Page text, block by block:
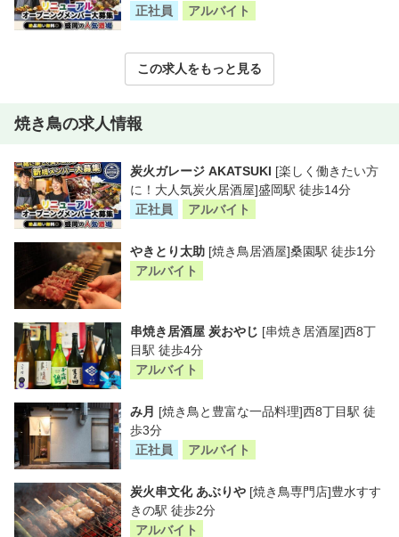
正社員
アルバイト
この求人をもっと見る
焼き鳥の求人情報
炭火ガレージ AKATSUKI [楽しく働きたい方
に！大人気炭火居酒屋]盛岡駅 徒歩14分
正社員
アルバイト
やきとり太助 [焼き鳥居酒屋]桑園駅 徒歩1分
アルバイト
串焼き居酒屋 炭おやじ [串焼き居酒屋]西8丁
目駅 徒歩4分
アルバイト
み月 [焼き鳥と豊富な一品料理]西8丁目駅 徒
歩3分
正社員
アルバイト
炭火串文化 あぶりや [焼き鳥専門店]豊水すす
きの駅 徒歩2分
アルバイト